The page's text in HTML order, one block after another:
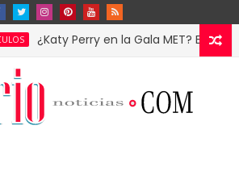
Perry en la Gala MET? Estas